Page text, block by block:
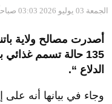
الجمعة 03 يوليو 2026 03:03 صباحاً
أصدرت مصالح ولاية
135 حالة تسمم
الدلاع “.
وجاء في بيانها أنه